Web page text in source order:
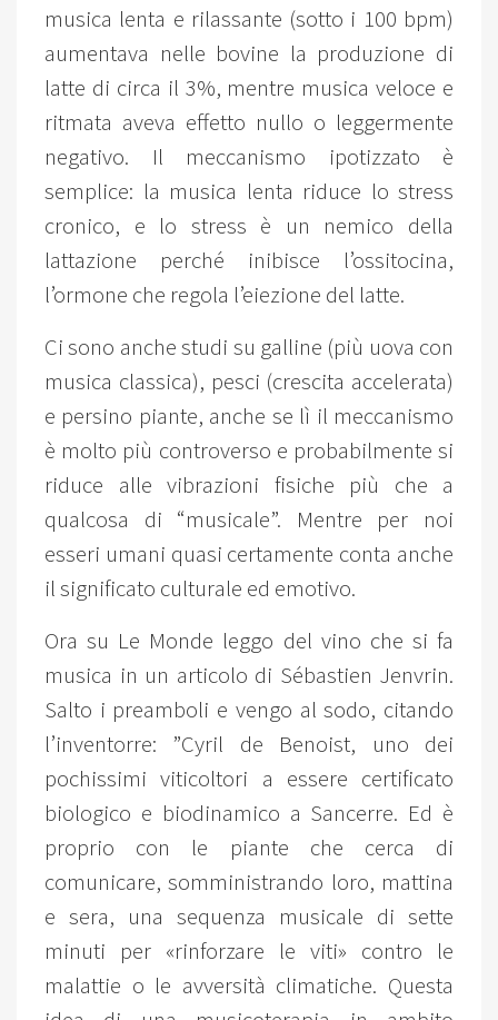
musica lenta e rilassante (sotto i 100 bpm)
aumentava nelle bovine la produzione di
latte di circa il 3%, mentre musica veloce e
ritmata aveva effetto nullo o leggermente
negativo. Il meccanismo ipotizzato è
semplice: la musica lenta riduce lo stress
cronico, e lo stress è un nemico della
lattazione perché inibisce l’ossitocina,
l’ormone che regola l’eiezione del latte.
Ci sono anche studi su galline (più uova con
musica classica), pesci (crescita accelerata)
e persino piante, anche se lì il meccanismo
è molto più controverso e probabilmente si
riduce alle vibrazioni fisiche più che a
qualcosa di “musicale”. Mentre per noi
esseri umani quasi certamente conta anche
il significato culturale ed emotivo.
Ora su Le Monde leggo del vino che si fa
musica in un articolo di Sébastien Jenvrin.
Salto i preamboli e vengo al sodo, citando
l’inventorre: ”Cyril de Benoist, uno dei
pochissimi viticoltori a essere certificato
biologico e biodinamico a Sancerre. Ed è
proprio con le piante che cerca di
comunicare, somministrando loro, mattina
e sera, una sequenza musicale di sette
minuti per «rinforzare le viti» contro le
malattie o le avversità climatiche. Questa